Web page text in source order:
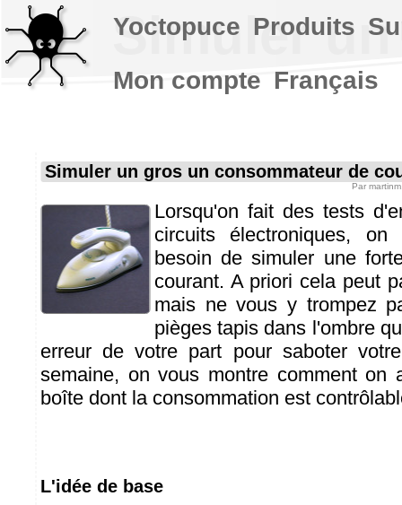
Simuler
Simuler un gros un consommateur de
Par martinm
Lorsqu'on fait des tests
circuits électroniques,
besoin de simuler une
courant. A priori cela peut
mais ne vous y trompez
pièges tapis dans l'ombre
erreur de votre part pour saboter
semaine, on vous montre comment on
boîte dont la consommation est
L'idée de base
Yoctopuce Produits
Mon compte Français